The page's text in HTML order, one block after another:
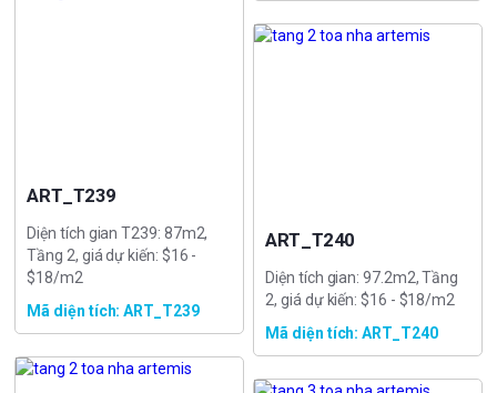
ART_T239
Diện tích gian T239: 87m2,
Tầng 2, giá dự kiến: $16 -
$18/m2
Mã diện tích: ART_T239
ART_T240
Diện tích gian: 97.2m2, Tầng
2, giá dự kiến: $16 - $18/m2
Mã diện tích: ART_T240